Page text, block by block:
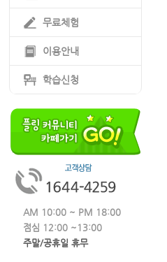
무료체험
이용안내
학습신청
AM 10:00 ~ PM 18:00
점심 12:00 ~13:00
주말/공휴일 휴무